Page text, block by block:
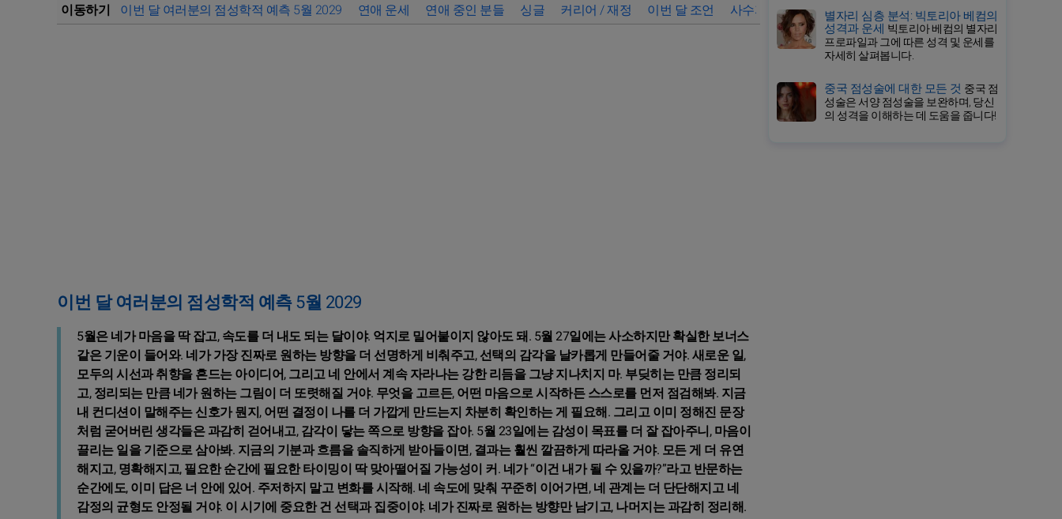
이동하기 이번 달 여러분의 점성학적 예측 5월 2029 연애 운세 연애 중인 분들 싱글 커리어 / 재정 이번 달 조언 사수자리의 상세 운세 2029년 사수자리 월간 운세 바로가
이번 달 여러분의 점성학적 예측 5월 2029
5월은 네가 마음을 딱 잡고, 속도를 더 내도 되는 달이야. 억지로 밀어붙이지 않아도 돼. 5월 27일에는 사소하지만 확실한 보너스
같은 기운이 들어와. 네가 가장 진짜로 원하는 방향을 더 선명하게 비춰주고, 선택의 감각을 날카롭게 만들어줄 거야. 새로운 일,
모두의 시선과 취향을 흔드는 아이디어, 그리고 네 안에서 계속 자라나는 강한 리듬을 그냥 지나치지 마. 부딪히는 만큼 정리되
고, 정리되는 만큼 네가 원하는 그림이 더 또렷해질 거야. 무엇을 고르든, 어떤 마음으로 시작하든 스스로를 먼저 점검해봐. 지금
내 컨디션이 말해주는 신호가 뭔지, 어떤 결정이 나를 더 가깝게 만드는지 차분히 확인하는 게 필요해. 그리고 이미 정해진 문장
처럼 굳어버린 생각들은 과감히 걷어내고, 감각이 닿는 쪽으로 방향을 잡아. 5월 23일에는 감성이 목표를 더 잘 잡아주니, 마음이
끌리는 일을 기준으로 삼아봐. 지금의 기분과 흐름을 솔직하게 받아들이면, 결과는 훨씬 깔끔하게 따라올 거야. 모든 게 더 유연
해지고, 명확해지고, 필요한 순간에 필요한 타이밍이 딱 맞아떨어질 가능성이 커. 네가 “이건 내가 될 수 있을까?”라고 반문하는
순간에도, 이미 답은 너 안에 있어. 주저하지 말고 변화를 시작해. 네 속도에 맞춰 꾸준히 이어가면, 네 관계는 더 단단해지고 네
감정의 균형도 안정될 거야. 이 시기에 중요한 건 선택과 집중이야. 네가 진짜로 원하는 방향만 남기고, 나머지는 과감히 정리해.
별자리 심층 분석: 빅토리아 베컴의
성격과 운세 빅토리아 베컴의 별자리
프로파일과 그에 따른 성격 및 운세를
자세히 살펴봅니다.
중국 점성술에 대한 모든 것 중국 점
성술은 서양 점성술을 보완하며, 당신
의 성격을 이해하는 데 도움을 줍니다!